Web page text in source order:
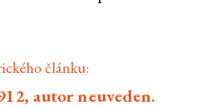
článku:
autor neuveden.